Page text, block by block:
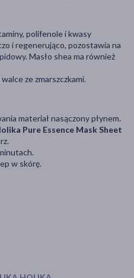
polifenole i kwasy
i regenerująco, pozostawia na
Masło shea ma również
ze zmarszczkami.
materiał nasączony płynem.
Pure Essence Mask Sheet
w skórę.